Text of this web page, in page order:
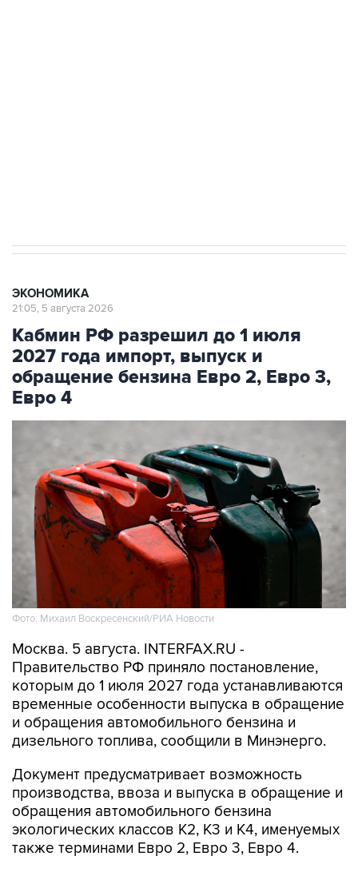
ЭКОНОМИКА
21:05, 5 августа 2026
Кабмин РФ разрешил до 1 июля
2027 года импорт, выпуск и
обращение бензина Евро 2, Евро 3,
Евро 4
Фото: Михаил Воскресенский/РИА Новости
Москва. 5 августа. INTERFAX.RU -
Правительство РФ приняло постановление,
которым до 1 июля 2027 года устанавливаются
временные особенности выпуска в обращение
и обращения автомобильного бензина и
дизельного топлива, сообщили в Минэнерго.
Документ предусматривает возможность
производства, ввоза и выпуска в обращение и
обращения автомобильного бензина
экологических классов К2, К3 и К4, именуемых
также терминами Евро 2, Евро 3, Евро 4.